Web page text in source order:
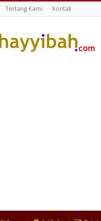
Tentang Kami Kontak